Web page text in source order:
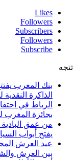
Likes
Followers
Subscribers
Followers
Subscribe
تتجه
بنك المغرب
الذاكرة النقدية
الرباط في
بجائزة المغرب
من عمق البادية
يفتح أبواب
عيد العرش
بين العرش